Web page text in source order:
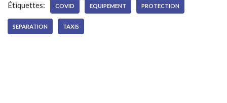
Étiquettes: COVID EQUIPEMENT PROTECTION
SEPARATION TAXIS